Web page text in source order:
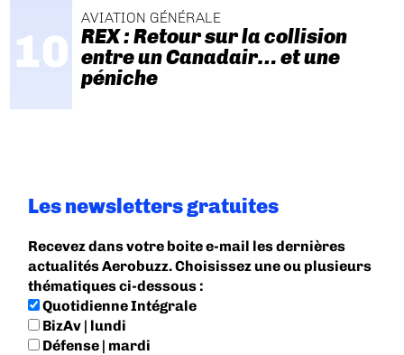
AVIATION GÉNÉRALE
REX : Retour sur la collision
entre un Canadair… et une
péniche
Les newsletters gratuites
Recevez dans votre boite e-mail les dernières
actualités Aerobuzz. Choisissez une ou plusieurs
thématiques ci-dessous :
Quotidienne Intégrale
BizAv | lundi
Défense | mardi